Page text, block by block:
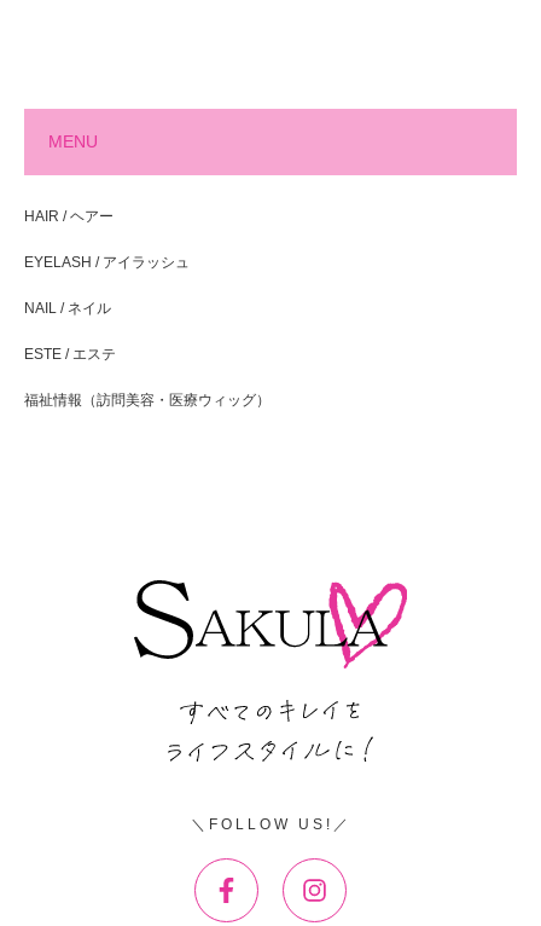
MENU
HAIR / ヘアー
EYELASH / アイラッシュ
NAIL / ネイル
ESTE / エステ
福祉情報（訪問美容・医療ウィッグ）
FOLLOW US!